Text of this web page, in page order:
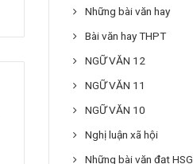
Những bài văn hay
Bài văn hay THPT
NGỮ VĂN 12
NGỮ VĂN 11
NGỮ VĂN 10
Nghị luận xã hội
Những bài văn đạt HSG